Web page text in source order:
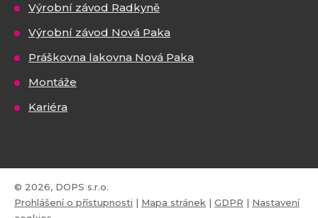
Výrobní závod Radkyně
Výrobní závod Nová Paka
Práškovna lakovna Nová Paka
Montáže
Kariéra
© 2026, DOPS s.r.o.
Prohlášení o přístupnosti | Mapa stránek | GDPR | Nastavení